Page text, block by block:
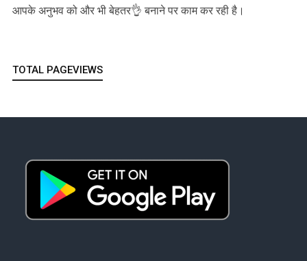
आपके अनुभव को और भी बेहतर👌 बनाने पर काम कर रही है।
TOTAL PAGEVIEWS